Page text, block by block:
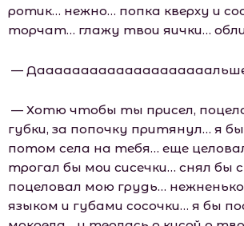
ротик… нежно… попка кверху и
торчат… глажу твои яички…
—
— Хотю чтобы ты присел,
губки, за попочку притянул… я
потом села на тебя… еще
трогал бы мои сисечки… снял бы
поцеловал мою грудь…
языком и губами сосочки… я бы